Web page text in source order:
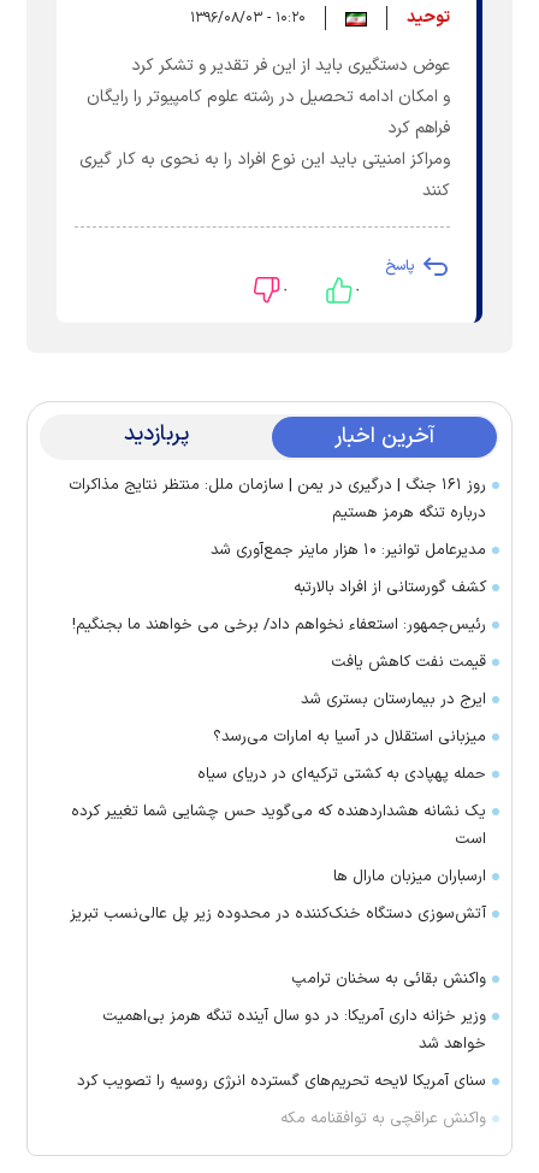
توحید ۱۰:۲۰ - ۱۳۹۶/۰۸/۰۳
عوض دستگیری باید از این فر تقدیر و تشکر کرد
و امکان ادامه تحصیل در رشته علوم کامپیوتر را رایگان
فراهم کرد
ومراکز امنیتی باید این نوع افراد را به نحوی به کار گیری
کنند
پاسخ
۰ ۰
آخرین اخبار پربازدید
روز ۱۶۱ جنگ | درگیری در یمن | سازمان ملل: منتظر نتایج مذاکرات
درباره تنگه هرمز هستیم
مدیرعامل توانیر: ۱۰ هزار ماینر جمع‌آوری شد
کشف گورستانی از افراد بالارتبه
رئیس‌جمهور: استعفاء نخواهم داد/ برخی می خواهند ما بجنگیم!
قیمت نفت کاهش یافت
ایرج در بیمارستان بستری شد
میزبانی استقلال در آسیا به امارات می‌رسد؟
حمله پهپادی به کشتی ترکیه‌ای در دریای سیاه
یک نشانه هشداردهنده که می‌گوید حس چشایی شما تغییر کرده
است
ارسباران میزبان مارال ها
آتش‌سوزی دستگاه خنک‌کننده در محدوده زیر پل عالی‌نسب تبریز
واکنش بقائی به سخنان ترامپ
وزیر خزانه داری آمریکا: در دو سال آینده تنگه هرمز بی‌اهمیت
خواهد شد
سنای آمریکا لایحه تحریم‌های گسترده انرژی روسیه را تصویب کرد
واکنش عراقچی به توافقنامه مکه